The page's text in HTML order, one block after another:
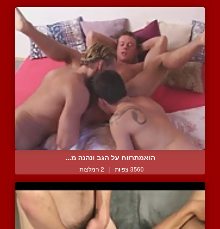
הואמתרווח על הגב ונהנה מ...
3560 צפיות | 2 המלצות